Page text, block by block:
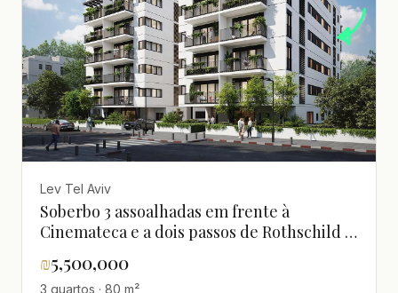
Lev Tel Aviv
Soberbo 3 assoalhadas em frente à
Cinemateca e a dois passos de Rothschild -
₪5,500,000
3 quartos · 80 m²